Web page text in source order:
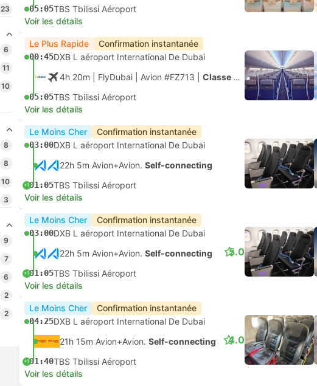
23
6
11
10
8
8
10
3
9
7
6
2
2
05:05TBS Tbilissi Aéroport
Voir les détails
Le Plus Rapide Confirmation instantanée
00:45DXB L aéroport International De Dubai
4h 20m | FlyDubai Avion #FZ713 Classe économique
05:05TBS Tbilissi Aéroport
Voir les détails
Le Moins Cher Confirmation instantanée
03:00DXB L aéroport International De Dubai
22h 5m Avion+Avion. Self-connecting
+101:05TBS Tbilissi Aéroport
Voir les détails
Le Moins Cher Confirmation instantanée
03:00DXB L aéroport International De Dubai
22h 5m Avion+Avion. Self-connecting
+101:05TBS Tbilissi Aéroport
5.0
Voir les détails
Le Moins Cher Confirmation instantanée
04:25DXB L aéroport International De Dubai
21h 15m Avion+Avion. Self-connecting
+101:40TBS Tbilissi Aéroport
4.0
Voir les détails